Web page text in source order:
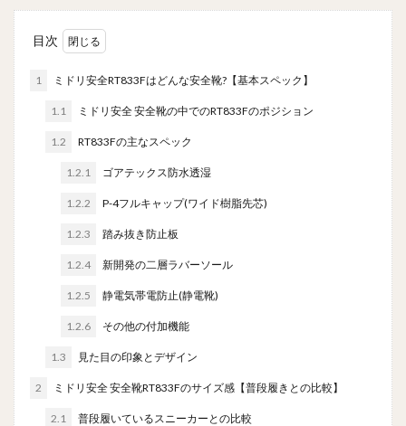
目次
1 ミドリ安全RT833Fはどんな安全靴?【基本スペック】
1.1 ミドリ安全 安全靴の中でのRT833Fのポジション
1.2 RT833Fの主なスペック
1.2.1 ゴアテックス防水透湿
1.2.2 P-4フルキャップ(ワイド樹脂先芯)
1.2.3 踏み抜き防止板
1.2.4 新開発の二層ラバーソール
1.2.5 静電気帯電防止(静電靴)
1.2.6 その他の付加機能
1.3 見た目の印象とデザイン
2 ミドリ安全 安全靴RT833Fのサイズ感【普段履きとの比較】
2.1 普段履いているスニーカーとの比較